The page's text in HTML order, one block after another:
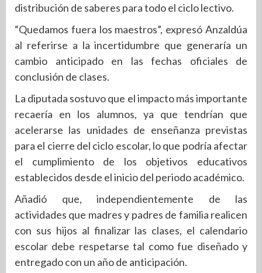
distribución de saberes para todo el ciclo lectivo.
“Quedamos fuera los maestros”, expresó Anzaldúa
al referirse a la incertidumbre que generaría un
cambio anticipado en las fechas oficiales de
conclusión de clases.
La diputada sostuvo que el impacto más importante
recaería en los alumnos, ya que tendrían que
acelerarse las unidades de enseñanza previstas
para el cierre del ciclo escolar, lo que podría afectar
el cumplimiento de los objetivos educativos
establecidos desde el inicio del periodo académico.
Añadió que, independientemente de las
actividades que madres y padres de familia realicen
con sus hijos al finalizar las clases, el calendario
escolar debe respetarse tal como fue diseñado y
entregado con un año de anticipación.